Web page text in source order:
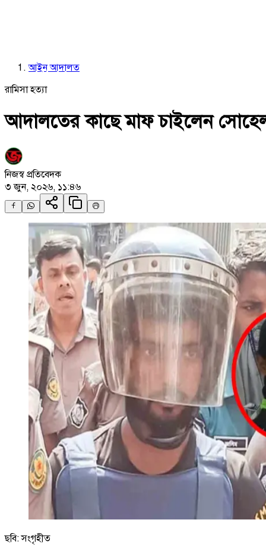
আইন আদালত
রামিসা হত্যা
আদালতের কাছে মাফ চাইলেন সোহেল,
নিজস্ব প্রতিবেদক
৩ জুন, ২০২৬, ১১:৪৬
ছবি: সংগৃহীত